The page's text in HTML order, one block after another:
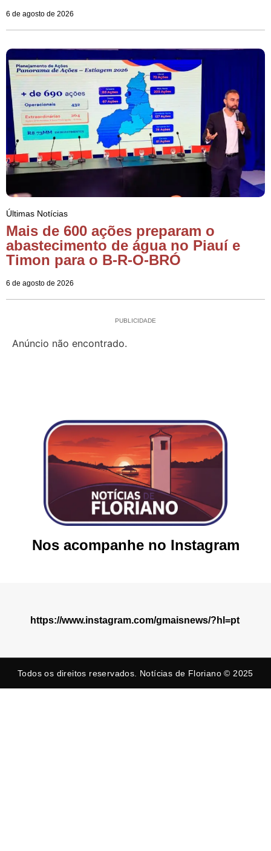
6 de agosto de 2026
Últimas Notícias
Mais de 600 ações preparam o
abastecimento de água no Piauí e
Timon para o B-R-O-BRÓ
6 de agosto de 2026
PUBLICIDADE
Anúncio não encontrado.
Nos acompanhe no Instagram
https://www.instagram.com/gmaisnews/?hl=pt
Todos os direitos reservados. Notícias de Floriano © 2025